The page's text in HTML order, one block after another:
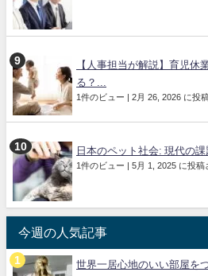
【人事担当が解説】育児休
る？...
1件のビュー 2月 26, 2026 に投
日本のペット社会: 現代の
1件のビュー 5月 1, 2025 に投稿
今週の人気記事
世界一居心地のいい部屋を